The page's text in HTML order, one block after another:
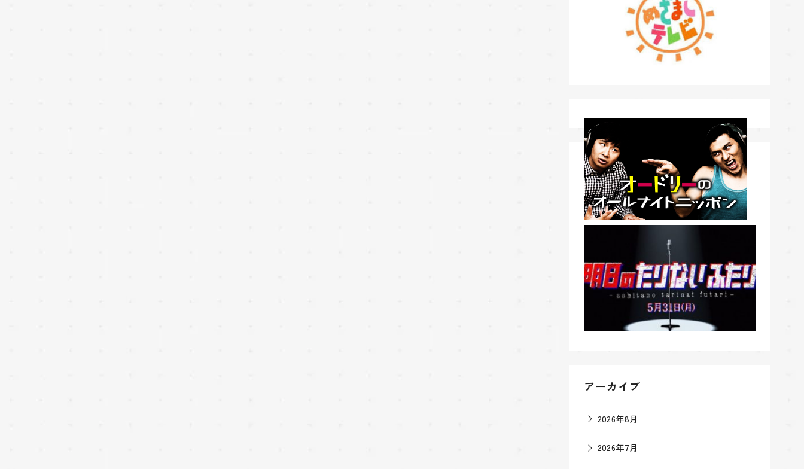
アーカイブ
2026年8月
2026年7月